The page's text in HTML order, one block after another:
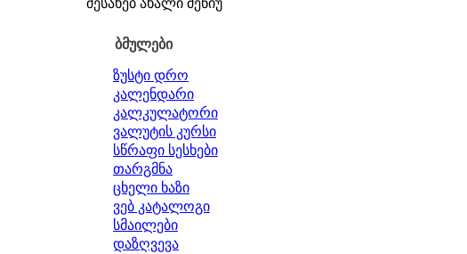
შესახებ ახალი მენიუ
ბმულები
ზუსტი დრო
კალენდარი
კალკულატორი
ვალუტის კურსი
სწრაფი სესხები
თარგმნა
ცხელი ხაზი
ვებ კატალოგი
სმაილები
დაზღვევა